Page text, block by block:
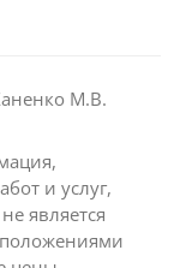
М.В.
и услуг,
является